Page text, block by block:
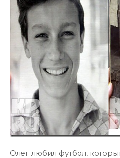
Олег любил футбол,